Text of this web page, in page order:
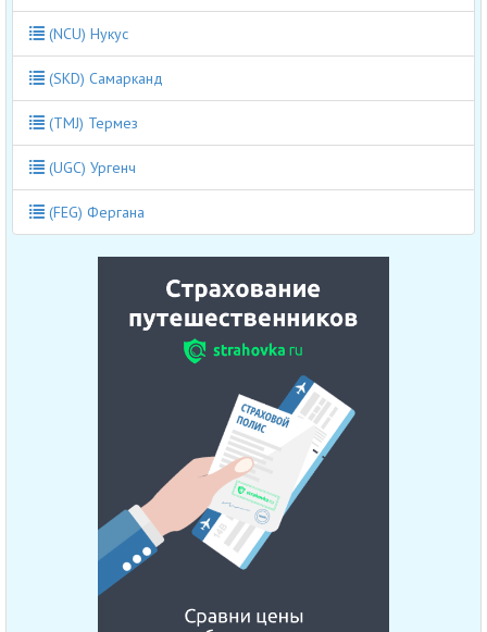
(NCU) Нукус
(SKD) Самарканд
(TMJ) Термез
(UGC) Ургенч
(FEG) Фергана